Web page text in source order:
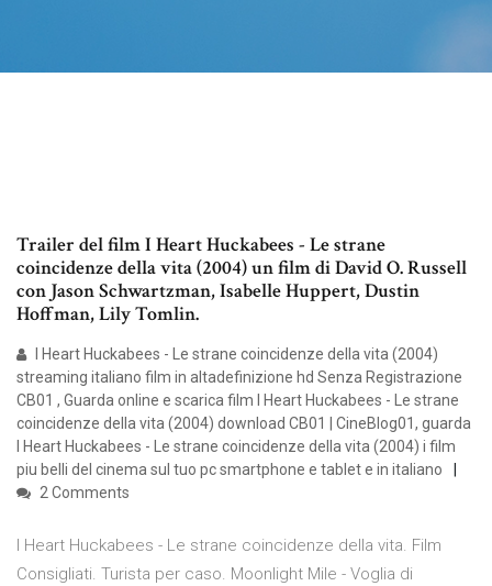
Trailer del film I Heart Huckabees - Le strane
coincidenze della vita (2004) un film di David O. Russell
con Jason Schwartzman, Isabelle Huppert, Dustin
Hoffman, Lily Tomlin.
I Heart Huckabees - Le strane coincidenze della vita (2004)
streaming italiano film in altadefinizione hd Senza Registrazione
CB01 , Guarda online e scarica film I Heart Huckabees - Le strane
coincidenze della vita (2004) download CB01 | CineBlog01, guarda
I Heart Huckabees - Le strane coincidenze della vita (2004) i film
piu belli del cinema sul tuo pc smartphone e tablet e in italiano
2 Comments
I Heart Huckabees - Le strane coincidenze della vita. Film
Consigliati. Turista per caso. Moonlight Mile - Voglia di